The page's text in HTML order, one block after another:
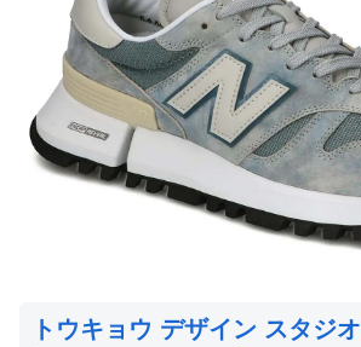
トウキョウ デザイン スタジ